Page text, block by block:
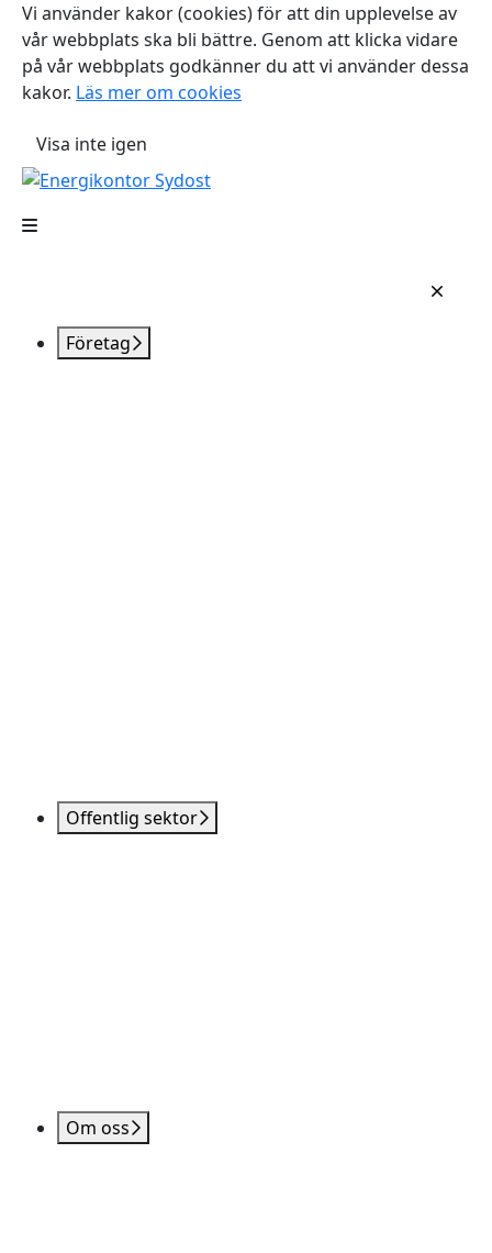
Vi använder kakor (cookies) för att din upplevelse av
vår webbplats ska bli bättre. Genom att klicka vidare
på vår webbplats godkänner du att vi använder dessa
kakor. Läs mer om cookies
Visa inte igen
Företag
Offentlig sektor
Om oss